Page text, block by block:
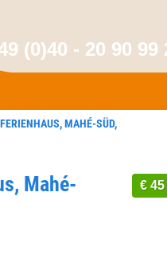
(0)40 - 20 90 99
MAHÉ-SÜD,
€ 45
Mahé-